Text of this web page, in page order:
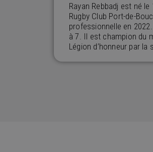
Rayan Rebbadj est né
Rugby Club Port-de-
professionnelle en
à 7. Il est champion du
Légion d’honneur par la